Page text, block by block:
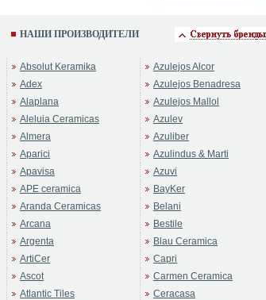
НАШИ ПРОИЗВОДИТЕЛИ
Absolut Keramika
Adex
Alaplana
Aleluia Ceramicas
Almera
Aparici
Apavisa
APE ceramica
Aranda Ceramicas
Arcana
Argenta
ArtiCer
Ascot
Atlantic Tiles
Azulejos Alcor
Azulejos Benadresa
Azulejos Mallol
Azulev
Azuliber
Azulindus & Marti
Azuvi
BayKer
Belani
Bestile
Blau Ceramica
Capri
Carmen Ceramica
Ceracasa